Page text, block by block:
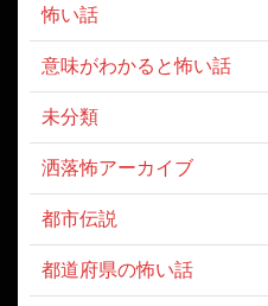
怖い話
意味がわかると怖い話
未分類
洒落怖アーカイブ
都市伝説
都道府県の怖い話